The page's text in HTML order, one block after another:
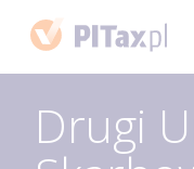
Drugi